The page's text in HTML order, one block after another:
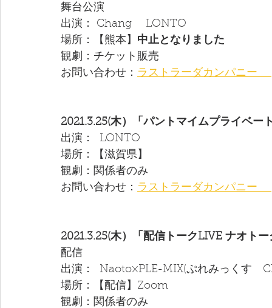
舞台公演
出演： Chang　 LONTO
場所：【熊本】 中止となりました
観劇：チケット販売
お問い合わせ： ラストラーダカンパニー
2021.3.25(木）「パントマイムプライベー
出演：  LONTO
場所：【滋賀県】
観劇：関係者のみ
お問い合わせ： ラストラーダカンパニー
2021.3.25(木）「配信トークLIVE ナオトー
配信
出演：  Naoto×PLE-MIX(ぷれみっくす　
場所：【配信】Zoom
観劇：関係者のみ